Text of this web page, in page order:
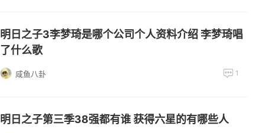
明日之子3李梦琦是哪个公司个人资料介绍 李梦琦唱
了什么歌
咸鱼八卦 1
明日之子第三季38强都有谁 获得六星的有哪些人